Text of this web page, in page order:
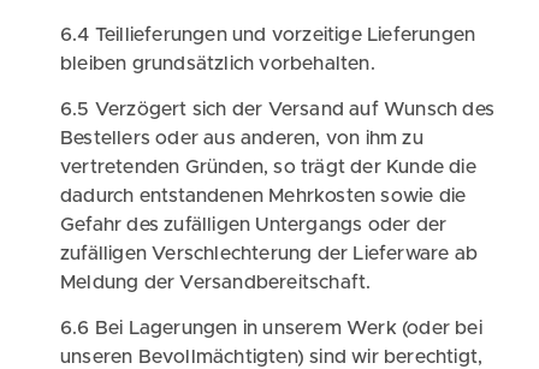
6.4 Teillieferungen und vorzeitige Lieferungen
bleiben grundsätzlich vorbehalten.
6.5 Verzögert sich der Versand auf Wunsch des
Bestellers oder aus anderen, von ihm zu
vertretenden Gründen, so trägt der Kunde die
dadurch entstandenen Mehrkosten sowie die
Gefahr des zufälligen Untergangs oder der
zufälligen Verschlechterung der Lieferware ab
Meldung der Versandbereitschaft.
6.6 Bei Lagerungen in unserem Werk (oder bei
unseren Bevollmächtigten) sind wir berechtigt,